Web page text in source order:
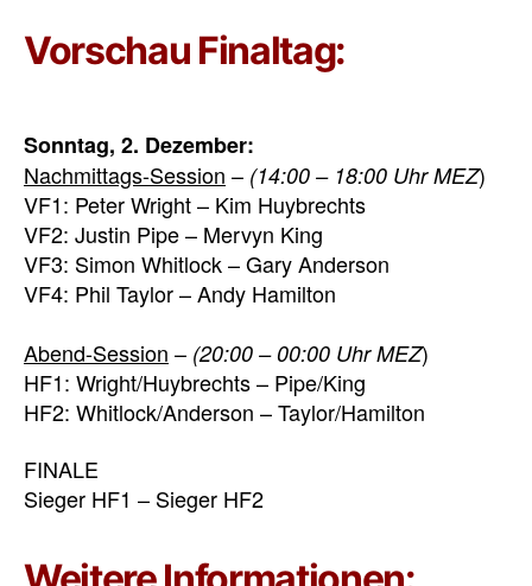
Vorschau Finaltag:
Sonntag, 2. Dezember:
Nachmittags-Session – (14:00 – 18:00 Uhr MEZ)
VF1: Peter Wright – Kim Huybrechts
VF2: Justin Pipe – Mervyn King
VF3: Simon Whitlock – Gary Anderson
VF4: Phil Taylor – Andy Hamilton
Abend-Session – (20:00 – 00:00 Uhr MEZ)
HF1: Wright/Huybrechts – Pipe/King
HF2: Whitlock/Anderson – Taylor/Hamilton
FINALE
Sieger HF1 – Sieger HF2